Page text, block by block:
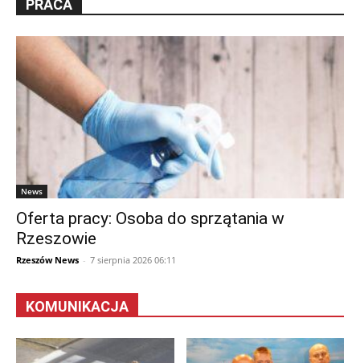
PRACA
News
Oferta pracy: Osoba do sprzątania w
Rzeszowie
Rzeszów News - 7 sierpnia 2026 06:11
KOMUNIKACJA